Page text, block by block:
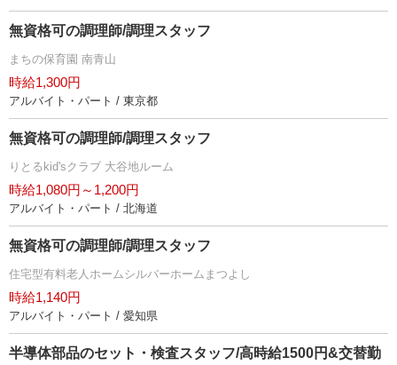
無資格可の調理師/調理スタッフ
まちの保育園 南青山
時給1,300円
アルバイト・パート / 東京都
無資格可の調理師/調理スタッフ
りとるkid'sクラブ 大谷地ルーム
時給1,080円～1,200円
アルバイト・パート / 北海道
無資格可の調理師/調理スタッフ
住宅型有料老人ホームシルバーホームまつよし
時給1,140円
アルバイト・パート / 愛知県
半導体部品のセット・検査スタッフ/高時給1500円&交替勤